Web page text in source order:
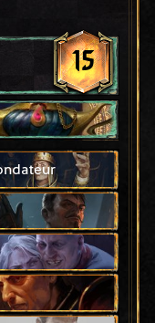
15